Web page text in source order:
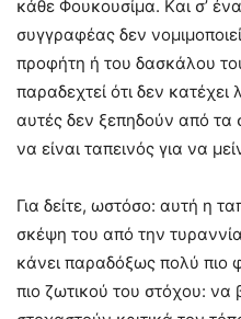
κάθε Φουκουσίμα. Kαι σ’
συγγραφέας δεν
προφήτη ή του δασκάλου
παραδεχτεί ότι δεν κατέχει
αυτές δεν ξεπηδούν από τα
να είναι ταπεινός για να
Για δείτε, ωστόσο: αυτή η
σκέψη του από την
κάνει παραδόξως πολύ πιο
πιο ζωτικού του στόχου: να